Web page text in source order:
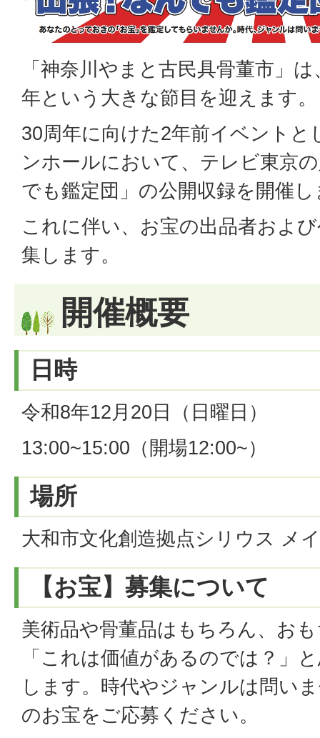
「神奈川やまと古民具骨董市」
年という大きな節目を迎えます。
30周年に向けた2年前イベント
ンホールにおいて、テレビ東京
でも鑑定団」の公開収録を開催
これに伴い、お宝の出品者およ
集します。
開催概要
日時
令和8年12月20日（日曜日）
13:00~15:00（開場12:00~）
場所
大和市文化創造拠点シリウス メ
【お宝】募集について
美術品や骨董品はもちろん、お
「これは価値があるのでは？」
します。時代やジャンルは問い
のお宝をご応募ください。